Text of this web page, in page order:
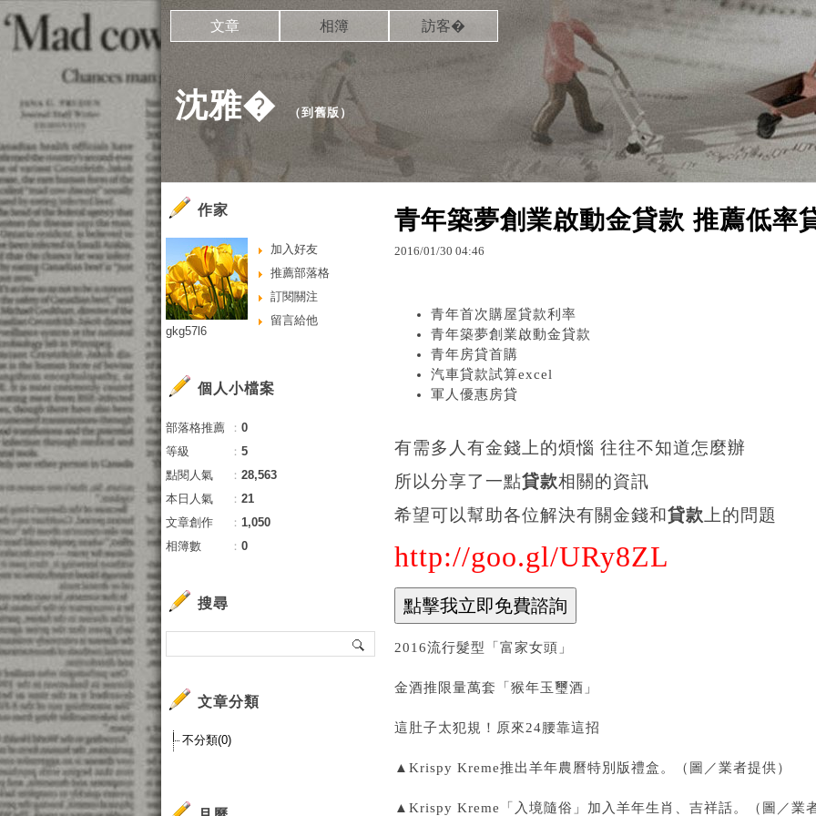
沈雅� （到舊版 ）
文章 相簿 訪客�
青年築夢創業啟動金貸款 推薦低率
2016/01/30 04:46
青年首次購屋貸款利率
青年築夢創業啟動金貸款
青年房貸首購
汽車貸款試算excel
軍人優惠房貸
有需多人有金錢上的煩惱 往往不知道怎麼辦
所以分享了一點貸款相關的資訊
希望可以幫助各位解決有關金錢和貸款 上的問題
http://goo.gl/URy8ZL
2016流行髮型「富家女頭」
金酒推限量萬套「猴年玉璽酒」
這肚子太犯規！原來24腰靠這招
▲Krispy Kreme推出羊年農曆特別版禮盒。（圖／業者提供）
▲Krispy Kreme「入境隨俗」加入羊年生肖、吉祥話。（圖／業
作家
加入好友
推薦部落格
訂閱關注
留言給他
gkg57l6
個人小檔案
部落格推薦 ： 0
等級
： 5
點閱人氣
： 28,563
本日人氣
： 21
文章創作
： 1,050
相簿數
： 0
搜尋
文章分類
不分類(0)